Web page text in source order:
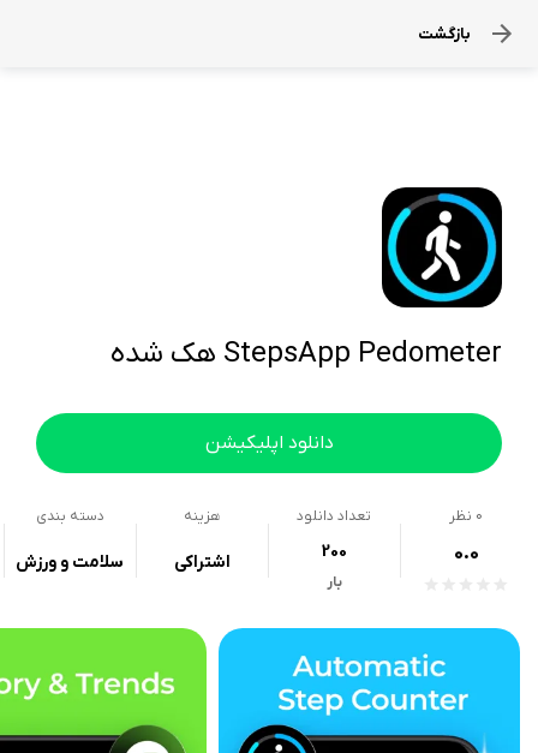
بازگشت
StepsApp Pedometer هک شده
دانلود اپلیکیشن
0 نظر
0.0
تعداد دانلود
200
بار
هزینه
اشتراکی
دسته بندی
سلامت و ورزش